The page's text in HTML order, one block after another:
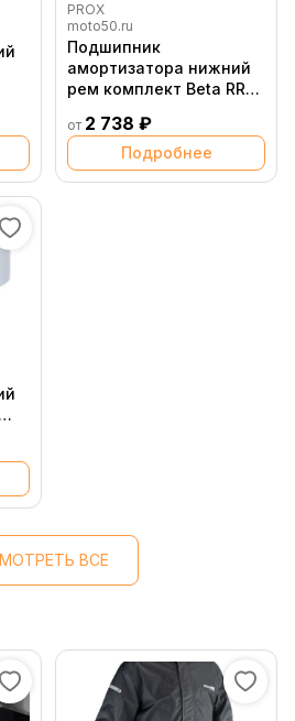
PROX
moto50.ru
Подшипник
амортизатора нижний
рем комплект Beta RR
от 2 738 ₽
Подробнее
ВСЕ